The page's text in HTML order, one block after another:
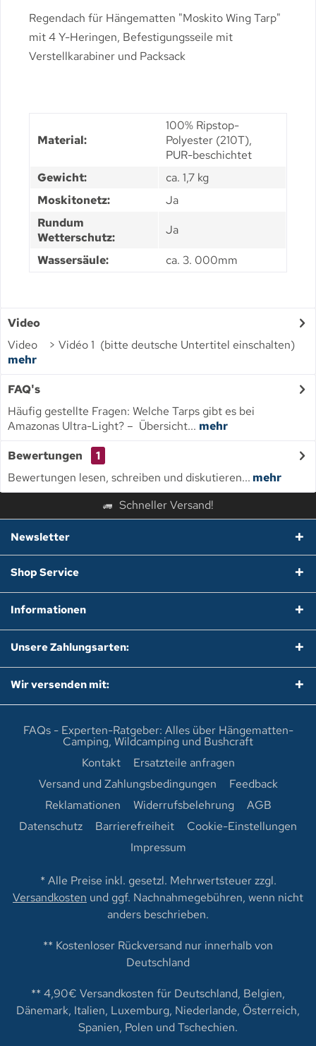
Regendach für Hängematten "Moskito Wing Tarp"
mit 4 Y-Heringen, Befestigungsseile mit
Verstellkarabiner und Packsack
Material:
100% Ripstop-
Polyester (210T),
PUR-beschichtet
Gewicht:
ca. 1,7 kg
Moskitonetz:
Ja
Rundum
Wetterschutz:
Ja
Wassersäule: ca. 3. 000mm
Video
Video > Vidéo 1 (bitte deutsche Untertitel einschalten)
mehr
FAQ's
Häufig gestellte Fragen: Welche Tarps gibt es bei
Amazonas Ultra-Light? – Übersicht... mehr
Bewertungen
1
Bewertungen lesen, schreiben und diskutieren... mehr
Schneller Versand!
Newsletter
Shop Service
Informationen
Unsere Zahlungsarten:
Wir versenden mit:
FAQs - Experten-Ratgeber: Alles über Hängematten-
Camping, Wildcamping und Bushcraft
Kontakt
Ersatzteile anfragen
Versand und Zahlungsbedingungen
Feedback
Reklamationen
Widerrufsbelehrung
AGB
Datenschutz
Barrierefreiheit
Cookie-Einstellungen
Impressum
* Alle Preise inkl. gesetzl. Mehrwertsteuer zzgl.
Versandkosten und ggf. Nachnahmegebühren, wenn nicht
anders beschrieben.
** Kostenloser Rückversand nur innerhalb von
Deutschland
** 4,90€ Versandkosten für Deutschland, Belgien,
Dänemark, Italien, Luxemburg, Niederlande, Österreich,
Spanien, Polen und Tschechien.